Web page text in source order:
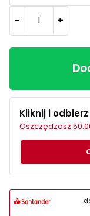
- +
Kliknij i
Oszczędzasz